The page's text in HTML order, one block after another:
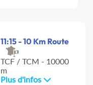
11:15 - 10 Km Route
TCF / TCM - 10000
m
Plus d'infos